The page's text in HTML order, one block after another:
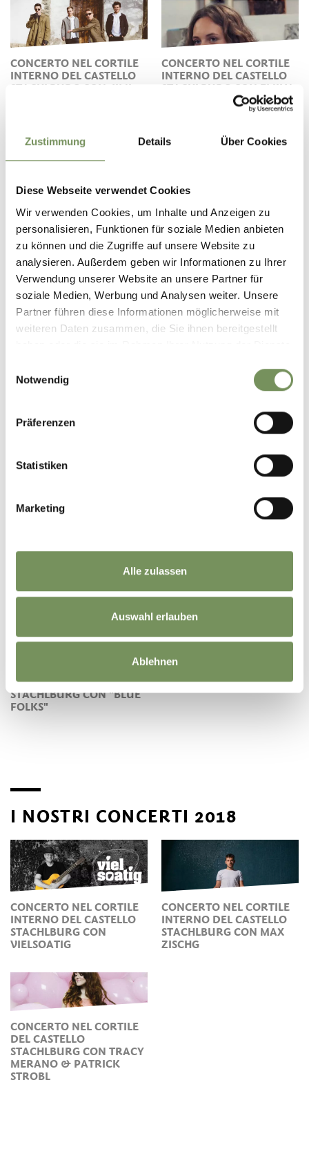
Zustimmung Details Über Cookies
Diese Webseite verwendet Cookies
Wir verwenden Cookies, um Inhalte und Anzeigen zu
personalisieren, Funktionen für soziale Medien anbieten
zu können und die Zugriffe auf unsere Website zu
analysieren. Außerdem geben wir Informationen zu Ihrer
Verwendung unserer Website an unsere Partner für
soziale Medien, Werbung und Analysen weiter. Unsere
Partner führen diese Informationen möglicherweise mit
weiteren Daten zusammen, die Sie ihnen bereitgestellt
Notwendig
Präferenzen
Statistiken
Marketing
Alle zulassen
Auswahl erlauben
Ablehnen
CONCERTO NEL CORTILE
INTERNO DEL CASTELLO
STACHLBURG CON JIMI
CONCERTO NEL CORTILE
INTERNO DEL CASTELLO
STACHLBURG CON EMILY
I NOSTRI CONCERTI 2021
CONCERTO NEL CORTILE
INTERNO DEL CASTELLO
STACHLBURG CON SETTLE
CONCERTO NEL CORTILE
INTERNO DEL CASTELLO
STACHLBURG CON
INTERNO DEL CASTELLO
MESSNER WINDSCHNUR
INTERNO DEL CASTELLO
MICHAEL ASTER
CONCERTO NEL CORTILE
INTERNO DEL CASTELLO
STACHLBURG CON "BLUE
FOLKS"
I NOSTRI CONCERTI 2018
CONCERTO NEL CORTILE
INTERNO DEL CASTELLO
STACHLBURG CON
VIELSOATIG
CONCERTO NEL CORTILE
INTERNO DEL CASTELLO
STACHLBURG CON MAX
ZISCHG
CONCERTO NEL CORTILE
DEL CASTELLO
STACHLBURG CON TRACY
MERANO & PATRICK
STROBL